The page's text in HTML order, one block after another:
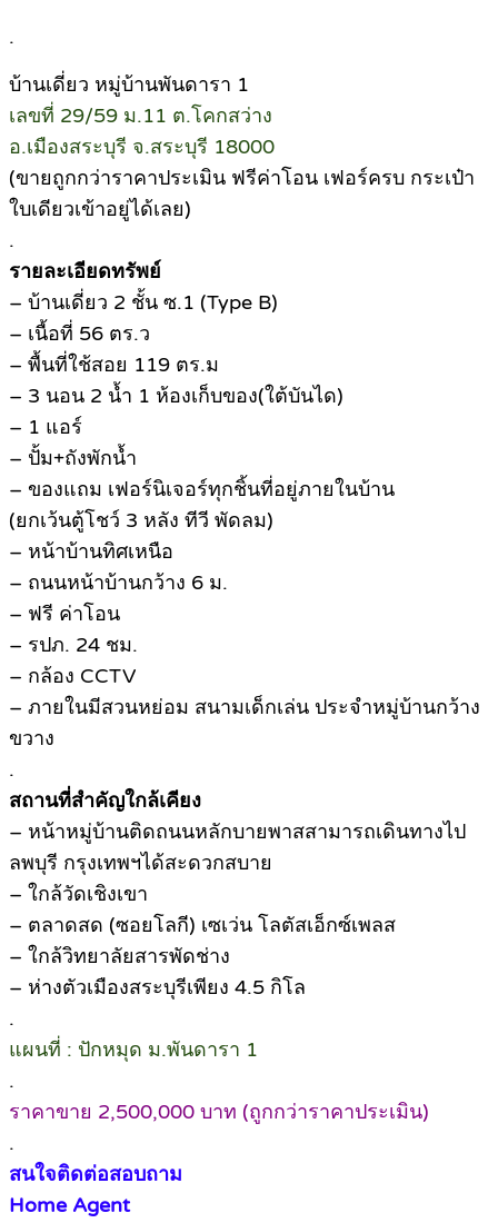
.
บ้านเดี่ยว หมู่บ้านพันดารา 1
เลขที่ 29/59 ม.11 ต.โคกสว่าง
อ.เมืองสระบุรี จ.สระบุรี 18000
(ขายถูกกว่าราคาประเมิน ฟรีค่าโอน เฟอร์ครบ กระเป๋า
ใบเดียวเข้าอยู่ได้เลย)
.
รายละเอียดทรัพย์
– บ้านเดี่ยว 2 ชั้น ซ.1 (Type B)
– เนื้อที่ 56 ตร.ว
– พื้นที่ใช้สอย 119 ตร.ม
– 3 นอน 2 น้ำ 1 ห้องเก็บของ(ใต้บันได)
– 1 แอร์
– ปั้ม+ถังพักน้ำ
– ของแถม เฟอร์นิเจอร์ทุกชิ้นที่อยู่ภายในบ้าน
(ยกเว้นตู้โชว์ 3 หลัง ทีวี พัดลม)
– หน้าบ้านทิศเหนือ
– ถนนหน้าบ้านกว้าง 6 ม.
– ฟรี ค่าโอน
– รปภ. 24 ชม.
– กล้อง CCTV
– ภายในมีสวนหย่อม สนามเด็กเล่น ประจำหมู่บ้านกว้าง
ขวาง
.
สถานที่สำคัญใกล้เคียง
– หน้าหมู่บ้านติดถนนหลักบายพาสสามารถเดินทางไป
ลพบุรี กรุงเทพฯได้สะดวกสบาย
– ใกล้วัดเชิงเขา
– ตลาดสด (ซอยโลกี) เซเว่น โลตัสเอ็กซ์เพลส
– ใกล้วิทยาลัยสารพัดช่าง
– ห่างตัวเมืองสระบุรีเพียง 4.5 กิโล
.
แผนที่ : ปักหมุด ม.พันดารา 1
.
ราคาขาย 2,500,000 บาท (ถูกกว่าราคาประเมิน)
.
สนใจติดต่อสอบถาม
Home Agent